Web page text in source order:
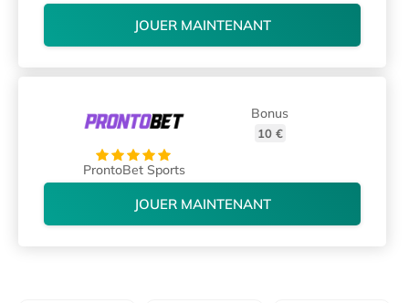
JOUER MAINTENANT
ProntoBet Sports
Bonus
10 €
JOUER MAINTENANT